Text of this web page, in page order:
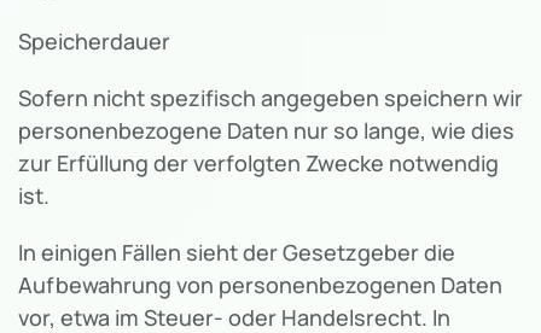
Speicherdauer
Sofern nicht spezifisch angegeben speichern wir
personenbezogene Daten nur so lange, wie dies
zur Erfüllung der verfolgten Zwecke notwendig
ist.
In einigen Fällen sieht der Gesetzgeber die
Aufbewahrung von personenbezogenen Daten
vor, etwa im Steuer- oder Handelsrecht. In